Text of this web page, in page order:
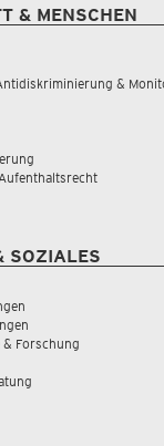
& MENSCHEN
&
SOZIALES
Forschung